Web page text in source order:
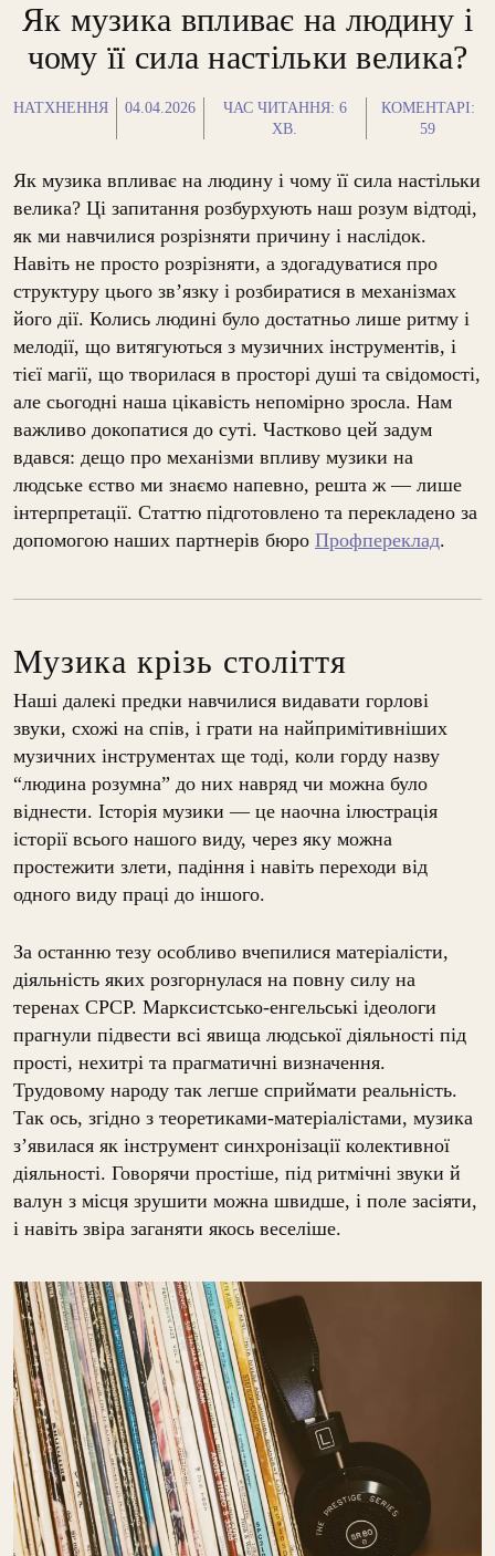
Як музика впливає на людину і
чому її сила настільки велика?
НАТХНЕННЯ 04.04.2026 ЧАС ЧИТАННЯ: 6
ХВ.
КОМЕНТАРІ:
59
Як музика впливає на людину і чому її сила настільки
велика? Ці запитання розбурхують наш розум відтоді,
як ми навчилися розрізняти причину і наслідок.
Навіть не просто розрізняти, а здогадуватися про
структуру цього зв’язку і розбиратися в механізмах
його дії. Колись людині було достатньо лише ритму і
мелодії, що витягуються з музичних інструментів, і
тієї магії, що творилася в просторі душі та свідомості,
але сьогодні наша цікавість непомірно зросла. Нам
важливо докопатися до суті. Частково цей задум
вдався: дещо про механізми впливу музики на
людське єство ми знаємо напевно, решта ж — лише
інтерпретації. Статтю підготовлено та перекладено за
допомогою наших партнерів бюро Профпереклад.
Музика крізь століття
Наші далекі предки навчилися видавати горлові
звуки, схожі на спів, і грати на найпримітивніших
музичних інструментах ще тоді, коли горду назву
“людина розумна” до них навряд чи можна було
віднести. Історія музики — це наочна ілюстрація
історії всього нашого виду, через яку можна
простежити злети, падіння і навіть переходи від
одного виду праці до іншого.
За останню тезу особливо вчепилися матеріалісти,
діяльність яких розгорнулася на повну силу на
теренах СРСР. Марксистсько-енгельські ідеологи
прагнули підвести всі явища людської діяльності під
прості, нехитрі та прагматичні визначення.
Трудовому народу так легше сприймати реальність.
Так ось, згідно з теоретиками-матеріалістами, музика
з’явилася як інструмент синхронізації колективної
діяльності. Говорячи простіше, під ритмічні звуки й
валун з місця зрушити можна швидше, і поле засіяти,
і навіть звіра заганяти якось веселіше.